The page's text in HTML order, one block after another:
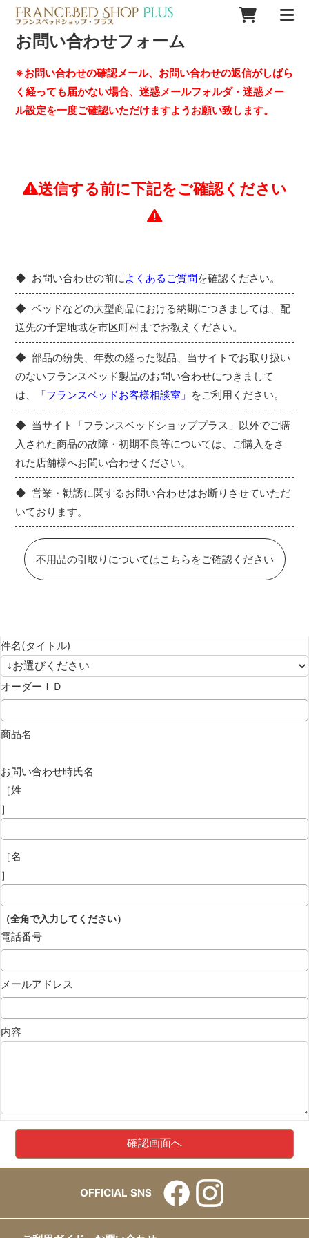
お問い合わせフォーム
※お問い合わせの確認メール、お問い合わせの返信がしばら
く経っても届かない場合、迷惑メールフォルダ・迷惑メー
ル設定を一度ご確認いただけますようお願い致します。
送信する前に下記をご確認ください
お問い合わせの前に よくあるご質問を確認ください。
ベッドなどの大型商品における納期につきましては、配
送先の予定地域を市区町村までお教えください。
部品の紛失、年数の経った製品、当サイトでお取り扱い
のないフランスベッド製品のお問い合わせにつきまして
は、
「フランスベッドお客様相談室」 をご利用ください。
当サイト「フランスベッドショッププラス」以外でご購
入された商品の故障・初期不良等については、ご購入をさ
れた店舗様へお問い合わせください。
営業・勧誘に関するお問い合わせはお断りさせていただ
いております。
不用品の引取りについてはこちらをご確認ください
件名(タイトル)
オーダーＩＤ
商品名
お問い合わせ時氏名
［姓
］
［名
］
（全角で入力してください）
電話番号
メールアドレス
内容
OFFICIAL SNS